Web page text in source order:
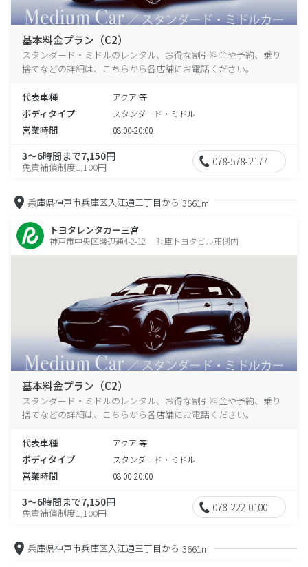
基本料金プラン（C2）
スタンダード・ミドルのレンタル、お得な割引料金や予約、乗り
捨てなどの詳細は、こちらから各店舗にお電話ください。
代表車種 アクア 等
ボディタイプ スタンダード・ミドル
営業時間 08:00-20:00
3～6時間まで7,150円
免責補償制度1,100円 078-578-2177
兵庫県神戸市兵庫区入江通三丁目から 3661m
トヨタレンタカー三宮
神戸市中央区磯辺通4-2-12 兵庫トヨタビル東側内
基本料金プラン（C2）
スタンダード・ミドルのレンタル、お得な割引料金や予約、乗り
捨てなどの詳細は、こちらから各店舗にお電話ください。
代表車種 アクア 等
ボディタイプ スタンダード・ミドル
営業時間 08:00-20:00
3～6時間まで7,150円
免責補償制度1,100円 078-222-0100
兵庫県神戸市兵庫区入江通三丁目から 3661m